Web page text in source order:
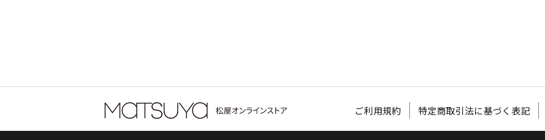
ご利用規約 特定商取引法に基づく表記